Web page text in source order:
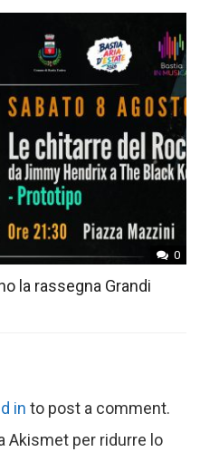
0
la rassegna Grandi
in to post a comment.
Akismet per ridurre lo